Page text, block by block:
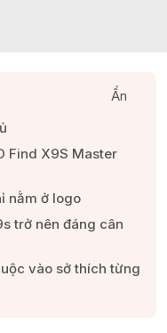
Ẩn
Find X9S Master
nằm ở logo​
trở nên đáng cân
vào sở thích từng